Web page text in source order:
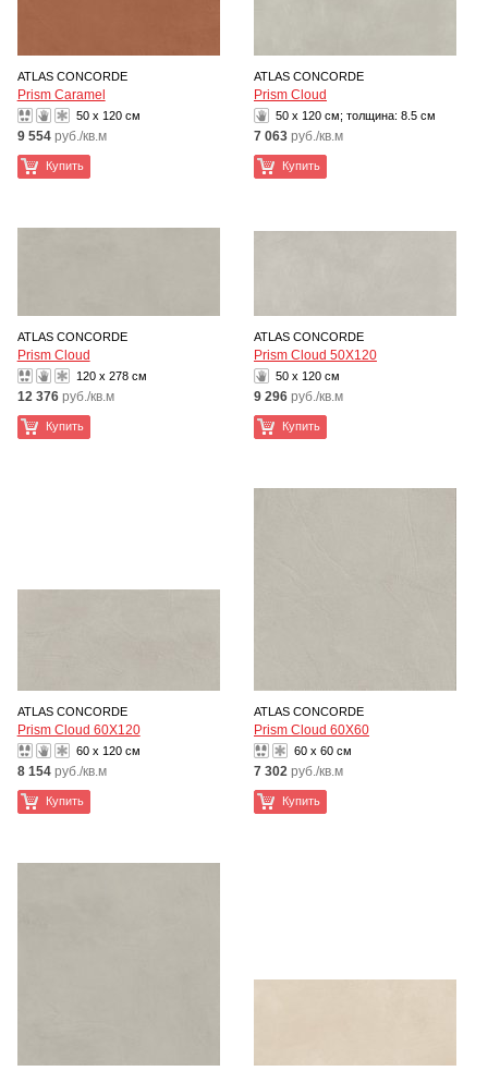
ATLAS CONCORDE
Prism Caramel
50 x 120 см
9 554 руб./кв.м
Купить
ATLAS CONCORDE
Prism Cloud
50 x 120 см; толщина: 8.5 см
7 063 руб./кв.м
Купить
ATLAS CONCORDE
Prism Cloud
120 x 278 см
12 376 руб./кв.м
Купить
ATLAS CONCORDE
Prism Cloud 50X120
50 x 120 см
9 296 руб./кв.м
Купить
ATLAS CONCORDE
Prism Cloud 60X120
60 x 120 см
8 154 руб./кв.м
Купить
ATLAS CONCORDE
Prism Cloud 60X60
60 x 60 см
7 302 руб./кв.м
Купить